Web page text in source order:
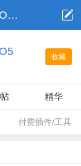
冉遗鱼全分辨率图色插件/YOLO5
收藏
精华
付费插件/工具